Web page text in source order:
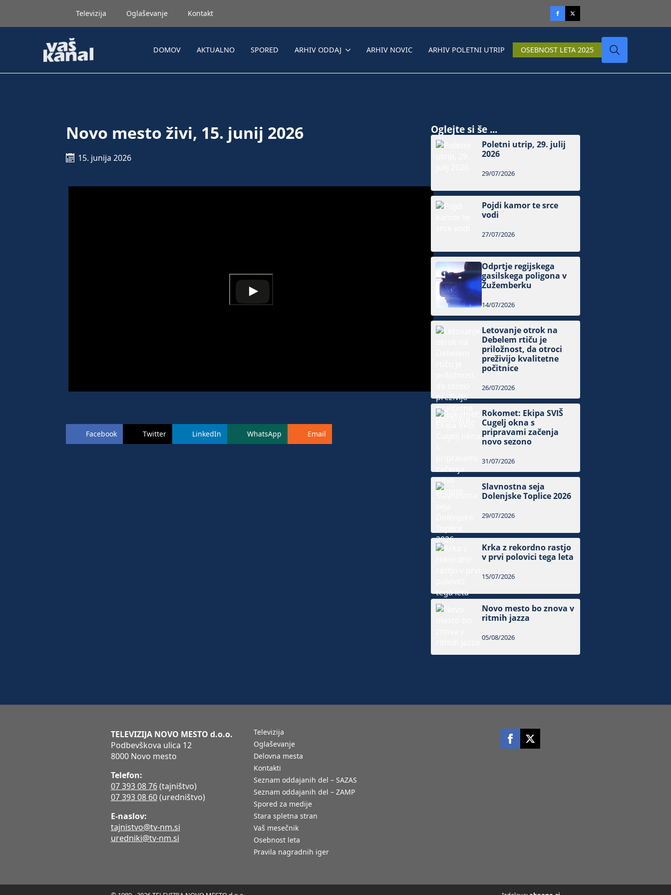
Televizija Oglaševanje Kontakt
DOMOV AKTUALNO SPORED ARHIV ODDAJ ARHIV NOVIC ARHIV POLETNI UTRIP OSEBNOST LETA 2025
Novo mesto živi, 15. junij 2026
15. junija 2026
Facebook Twitter LinkedIn WhatsApp Email
Oglejte si še ...
Poletni utrip, 29. julij
2026
29/07/2026
Pojdi kamor te srce
vodi
27/07/2026
Odprtje regijskega
gasilskega poligona v
Žužemberku
14/07/2026
Letovanje otrok na
Debelem rtiču je
priložnost, da otroci
preživijo kvalitetne
počitnice
26/07/2026
Rokomet: Ekipa SVIŠ
Cugelj okna s
pripravami začenja
novo sezono
31/07/2026
Slavnostna seja
Dolenjske Toplice 2026
29/07/2026
Krka z rekordno rastjo
v prvi polovici tega leta
15/07/2026
Novo mesto bo znova v
ritmih jazza
05/08/2026
TELEVIZIJA NOVO MESTO d.o.o.
Podbevškova ulica 12
8000 Novo mesto
Telefon:
07 393 08 76(tajništvo)
07 393 08 60(uredništvo)
E-naslov:
tajnistvo@tv-nm.si
uredniki@tv-nm.si
Televizija
Oglaševanje
Delovna mesta
Kontakti
Seznam oddajanih del – SAZAS
Seznam oddajanih del – ZAMP
Spored za medije
Stara spletna stran
Vaš mesečnik
Osebnost leta
Pravila nagradnih iger